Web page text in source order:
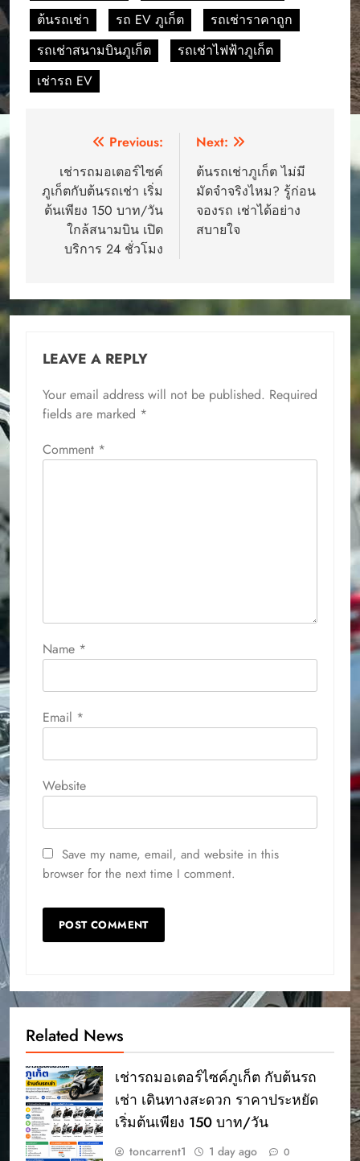
ต้นรถเช่า
รถ EV ภูเก็ต
รถเช่าราคาถูก
รถเช่าสนามบินภูเก็ต
รถเช่าไฟฟ้าภูเก็ต
เช่ารถ EV
navigation
Previous:
เช่ารถมอเตอร์ไซค์
ภูเก็ตกับต้นรถเช่า เริ่ม
ต้นเพียง 150 บาท/วัน
ใกล้สนามบิน เปิด
บริการ 24 ชั่วโมง
Next:
ต้นรถเช่าภูเก็ต ไม่มี
มัดจำจริงไหม? รู้ก่อน
จองรถ เช่าได้อย่าง
สบายใจ
LEAVE A REPLY
Your email address will not be published. Required
fields are marked *
Comment *
Name *
Email *
Website
Save my name, email, and website in this
browser for the next time I comment.
Related News
เช่ารถมอเตอร์ไซค์ภูเก็ต กับต้นรถ
เช่า เดินทางสะดวก ราคาประหยัด
เริ่มต้นเพียง 150 บาท/วัน
toncarrent1 1 day ago 0